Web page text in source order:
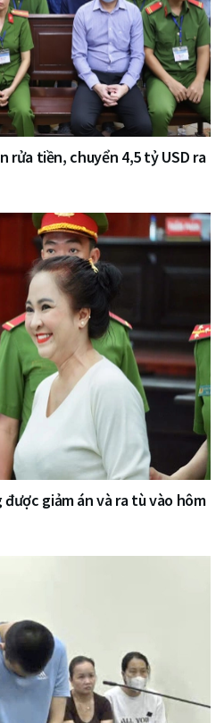
rửa tiền, chuyển 4,5 tỷ USD ra
giảm án và ra tù vào hôm